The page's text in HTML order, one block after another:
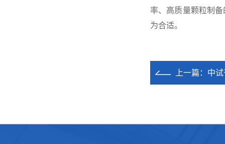
率、高质量颗粒制
为合适。
上一篇： 中